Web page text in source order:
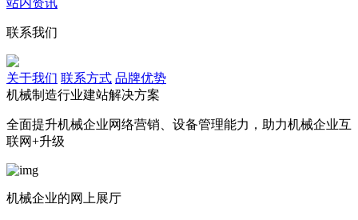
站内资讯
联系我们
关于我们 联系方式 品牌优势
机械制造行业建站解决方案
全面提升机械企业网络营销、设备管理能力，助力机械企业互
联网+升级
机械企业的网上展厅